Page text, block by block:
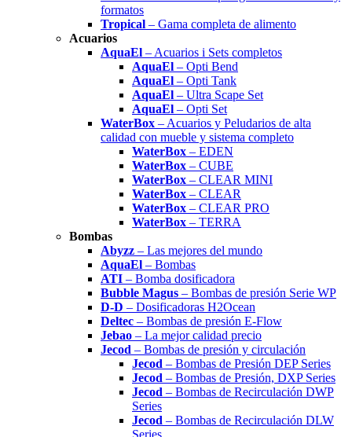
formatos
Tropical – Gama completa de alimento
Acuarios
AquaEl – Acuarios i Sets completos
AquaEl – Opti Bend
AquaEl – Opti Tank
AquaEl – Ultra Scape Set
AquaEl – Opti Set
WaterBox – Acuarios y Peludarios de alta
calidad con mueble y sistema completo
WaterBox – EDEN
WaterBox – CUBE
WaterBox – CLEAR MINI
WaterBox – CLEAR
WaterBox – CLEAR PRO
WaterBox – TERRA
Bombas
Abyzz – Las mejores del mundo
AquaEl – Bombas
ATI – Bomba dosificadora
Bubble Magus – Bombas de presión Serie WP
D-D – Dosificadoras H2Ocean
Deltec – Bombas de presión E-Flow
Jebao – La mejor calidad precio
Jecod – Bombas de presión y circulación
Jecod – Bombas de Presión DEP Series
Jecod – Bombas de Presión, DXP Series
Jecod – Bombas de Recirculación DWP
Series
Jecod – Bombas de Recirculación DLW
Series